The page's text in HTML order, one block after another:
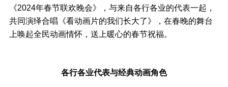
《2024年春节联欢晚会》，与来自各行各业的代表一起，
共同演绎合唱《看动画片的我们长大了》，在春晚的舞台
上唤起全民动画情怀，送上暖心的春节祝福。
各行各业代表与经典动画角色